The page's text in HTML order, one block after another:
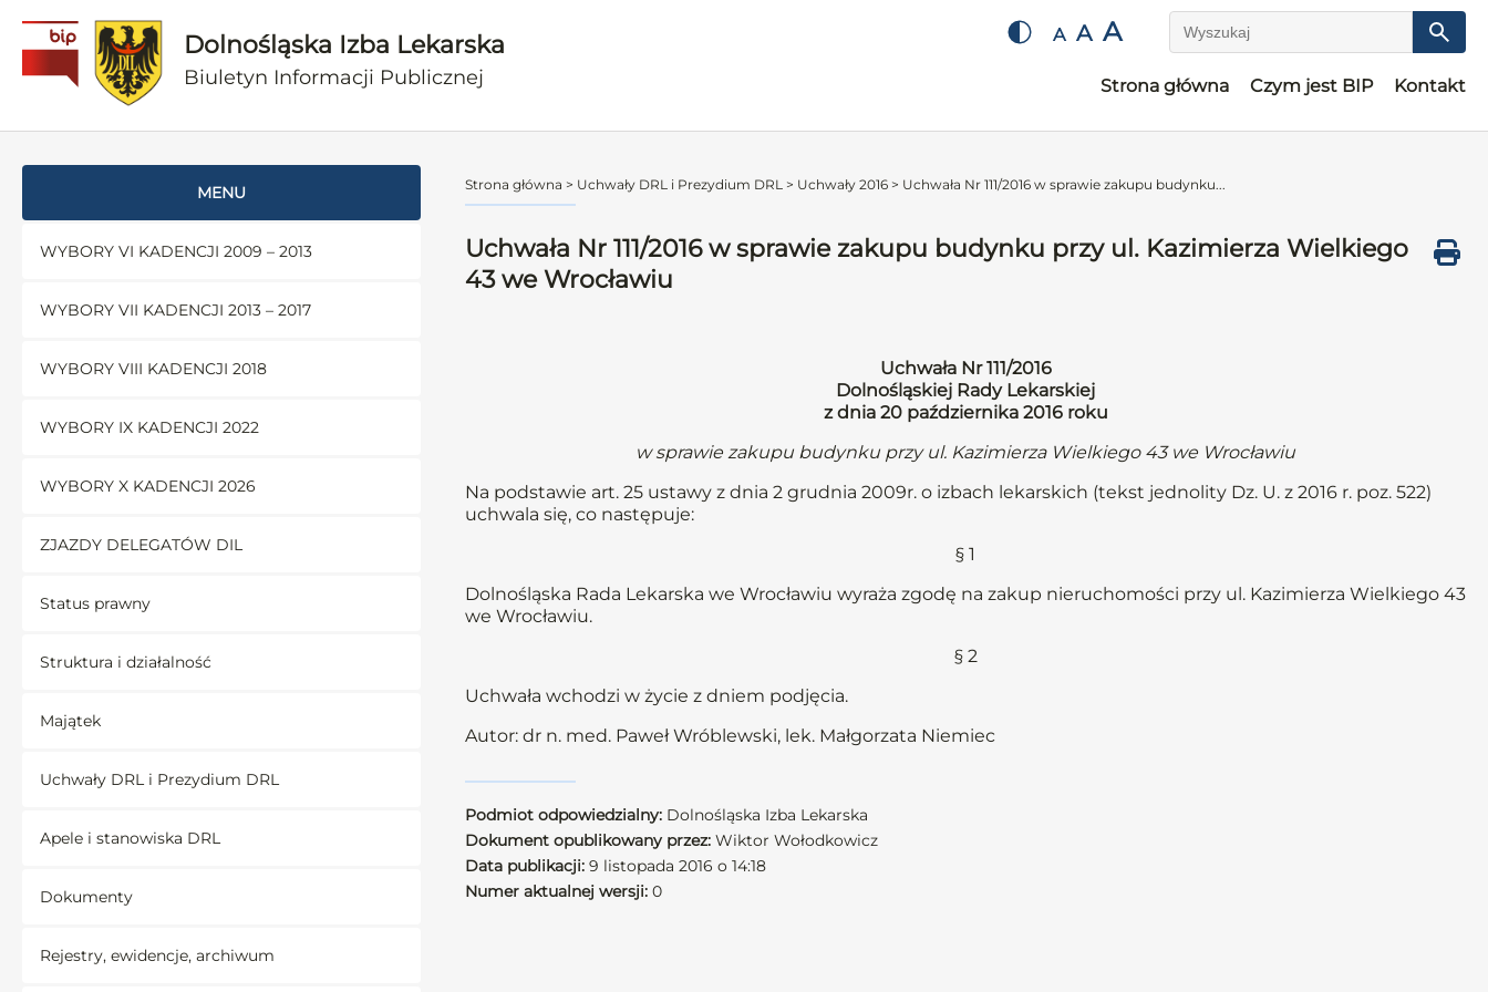
Dolnośląska Izba Lekarska
Biuletyn Informacji Publicznej
A A A Wyszukaj
Strona główna Czym jest BIP Kontakt
MENU
WYBORY VI KADENCJI 2009 – 2013
WYBORY VII KADENCJI 2013 – 2017
WYBORY VIII KADENCJI 2018
WYBORY IX KADENCJI 2022
WYBORY X KADENCJI 2026
ZJAZDY DELEGATÓW DIL
Status prawny
Struktura i działalność
Majątek
Uchwały DRL i Prezydium DRL
Apele i stanowiska DRL
Dokumenty
Rejestry, ewidencje, archiwum
Strona główna > Uchwały DRL i Prezydium DRL > Uchwały 2016 > Uchwała Nr 111/2016 w sprawie zakupu budynku...
Uchwała Nr 111/2016 w sprawie zakupu budynku przy ul. Kazimierza Wielkiego
43 we Wrocławiu
Uchwała Nr 111/2016
Dolnośląskiej Rady Lekarskiej
z dnia 20 października 2016 roku
w sprawie zakupu budynku przy ul. Kazimierza Wielkiego 43 we Wrocławiu
Na podstawie art. 25 ustawy z dnia 2 grudnia 2009r. o izbach lekarskich (tekst jednolity Dz. U. z 2016 r. poz. 522)
uchwala się, co następuje:
§ 1
Dolnośląska Rada Lekarska we Wrocławiu wyraża zgodę na zakup nieruchomości przy ul. Kazimierza Wielkiego 43
we Wrocławiu.
§ 2
Uchwała wchodzi w życie z dniem podjęcia.
Autor: dr n. med. Paweł Wróblewski, lek. Małgorzata Niemiec
Podmiot odpowiedzialny: Dolnośląska Izba Lekarska
Dokument opublikowany przez: Wiktor Wołodkowicz
Data publikacji: 9 listopada 2016 o 14:18
Numer aktualnej wersji: 0